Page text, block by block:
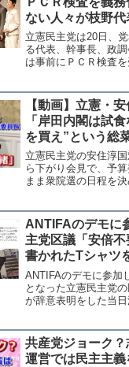
ない人々が枝野
で囲むフェス開催
立憲民主党は20日、
る代表、幹事長、政
は事前にＰＣＲ検査を
の停止を求める一方
衆院議員が新型コロ
【動画】立憲・
「岸田内閣は試
を買え”という総
普通、総菜屋で
う
立憲民主党の安住淳
ら下がり会見で、予
まま衆院選の日程を
した。 普通、総菜屋
い。おなかが一杯に
ANTIFAのデモに
主党区議「安倍
書かれたTシャツ
ANTIFAのデモに参加
となった立憲民主党
が辞意表明をした当日
ーに投稿したことが
る。 投...
共産党ジョーク
運営では民主主